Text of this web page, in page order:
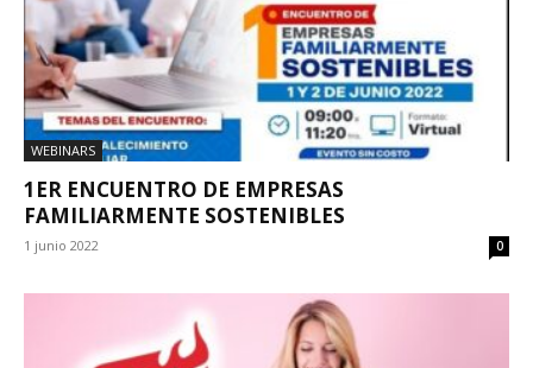
WEBINARS
1ER ENCUENTRO DE EMPRESAS
FAMILIARMENTE SOSTENIBLES
1 junio 2022 0